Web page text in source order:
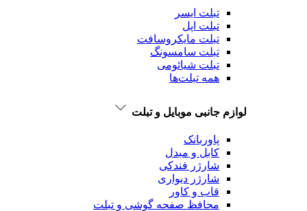
تبلت ایسر
تبلت اپل
تبلت‌ مایکروسافت
تبلت‌ سامسونگ
تبلت شیائومی
همه تبلت‌ها
لوازم جانبی موبایل و تبلت
پاوربانک
کابل و مبدل
شارژر فندکی
شارژر دیواری
قاب و کاور
محافظ صفحه گوشی و تبلت